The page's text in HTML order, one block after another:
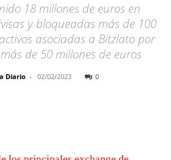
18 millones de euros en
y bloqueadas más de 100
asociadas a Bitzlato por
de 50 millones de euros
Diario - 02/02/2023 0